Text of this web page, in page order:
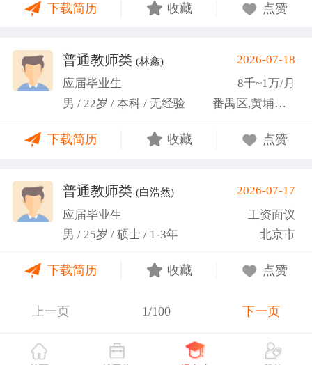
任班级生活委员与课程助管，多次组织班级篮球、羽
关活动。
下载简历 收藏 点赞
普通教师类 (林鑫)
2026-07-18
应届毕业生
8千~1万/月
男 / 22岁 / 本科 / 无经验
番禺区,黄埔区,越秀区
下载简历 收藏 点赞
普通教师类 (白浩然)
2026-07-17
应届毕业生
工资面议
男 / 25岁 / 硕士 / 1-3年
北京市
下载简历 收藏 点赞
上一页 1/100 下一页